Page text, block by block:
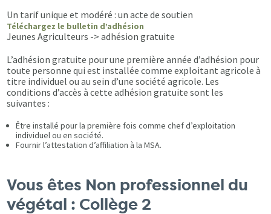
Un tarif unique et modéré : un acte de soutien
Téléchargez le bulletin d’adhésion
Jeunes Agriculteurs -> adhésion gratuite
L’adhésion gratuite pour une première année d’adhésion pour
toute personne qui est installée comme exploitant agricole à
titre individuel ou au sein d’une société agricole. Les
conditions d’accès à cette adhésion gratuite sont les
suivantes :
Être installé pour la première fois comme chef d’exploitation
individuel ou en société.
Fournir l’attestation d’affiliation à la MSA.
Vous êtes Non professionnel du
végétal : Collège 2